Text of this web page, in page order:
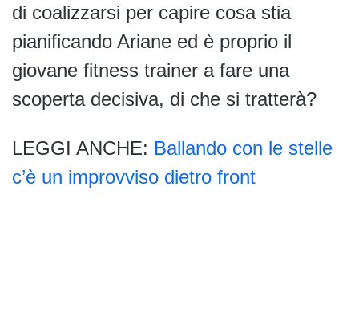
di coalizzarsi per capire cosa stia
pianificando Ariane ed è proprio il
giovane fitness trainer a fare una
scoperta decisiva, di che si tratterà?
LEGGI ANCHE: Ballando con le stelle
c’è un improvviso dietro front